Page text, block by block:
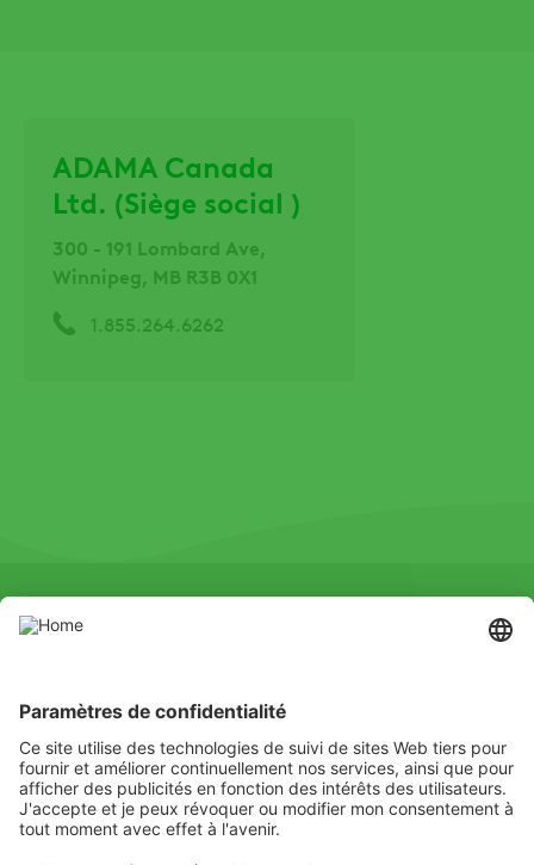
ADAMA Canada
Ltd. (Siège social )
300 - 191 Lombard Ave,
Winnipeg, MB R3B 0X1
1.855.264.6262
Écoutez Apprendre